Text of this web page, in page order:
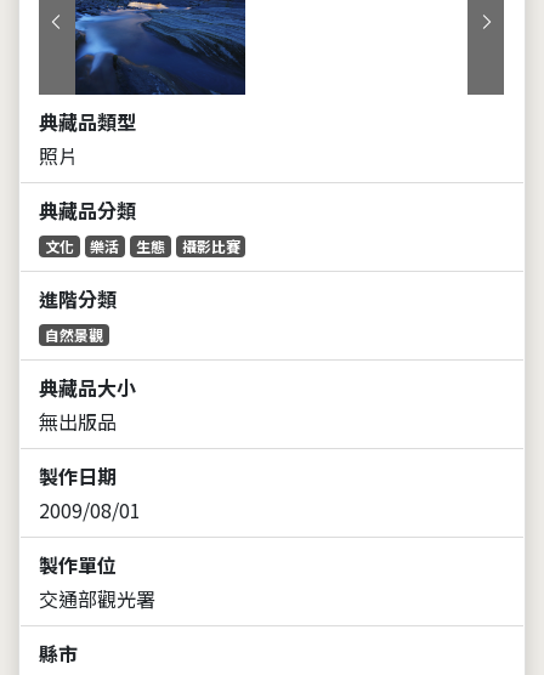
上一張 下一張
典藏品類型
照片
典藏品分類
文化 樂活 生態 攝影比賽
進階分類
自然景觀
典藏品大小
無出版品
製作日期
2009/08/01
製作單位
交通部觀光署
縣市